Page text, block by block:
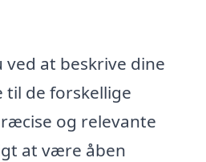
at beskrive dine
til de forskellige
og relevante
at være åben